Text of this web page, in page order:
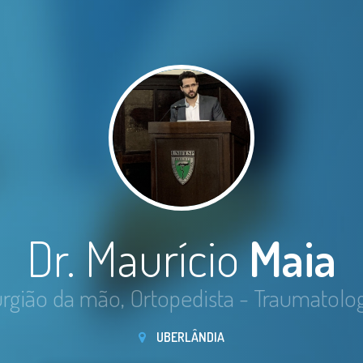
Dr. MaurícioMaia
da mão, Ortopedista -
UBERLÂNDIA